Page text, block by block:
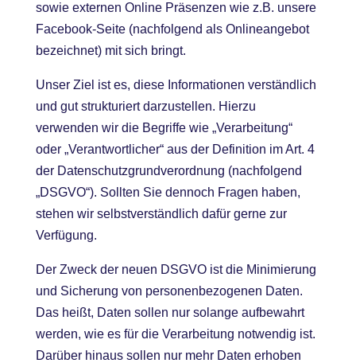
sowie externen Online Präsenzen wie z.B. unsere
Facebook-Seite (nachfolgend als Onlineangebot
bezeichnet) mit sich bringt.
Unser Ziel ist es, diese Informationen verständlich
und gut strukturiert darzustellen. Hierzu
verwenden wir die Begriffe wie „Verarbeitung“
oder „Verantwortlicher“ aus der Definition im Art. 4
der Datenschutzgrundverordnung (nachfolgend
„DSGVO“). Sollten Sie dennoch Fragen haben,
stehen wir selbstverständlich dafür gerne zur
Verfügung.
Der Zweck der neuen DSGVO ist die Minimierung
und Sicherung von personenbezogenen Daten.
Das heißt, Daten sollen nur solange aufbewahrt
werden, wie es für die Verarbeitung notwendig ist.
Darüber hinaus sollen nur mehr Daten erhoben